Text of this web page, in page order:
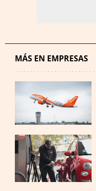
MÁS EN EMPRESAS